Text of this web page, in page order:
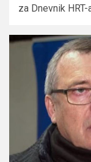
za Dnevnik HRT-